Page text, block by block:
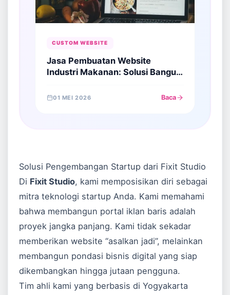
CUSTOM WEBSITE
Jasa Pembuatan Website
Industri Makanan: Solusi Bangun
01 MEI 2026 Baca
Solusi Pengembangan Startup dari Fixit Studio
Di Fixit Studio, kami memposisikan diri sebagai
mitra teknologi startup Anda. Kami memahami
bahwa membangun portal iklan baris adalah
proyek jangka panjang. Kami tidak sekadar
memberikan website “asalkan jadi”, melainkan
membangun pondasi bisnis digital yang siap
dikembangkan hingga jutaan pengguna.
Tim ahli kami yang berbasis di Yogyakarta